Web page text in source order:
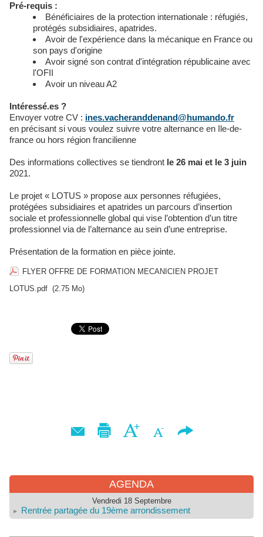
Pré-requis :
Bénéficiaires de la protection internationale : réfugiés,
protégés subsidiaires, apatrides.
Avoir de l'expérience dans la mécanique en France ou
son pays d'origine
Avoir signé son contrat d'intégration républicaine avec
l'OFII
Avoir un niveau A2
Intéressé.es ?
Envoyer votre CV : ines.vacheranddenand@humando.fr
en précisant si vous voulez suivre votre alternance en Ile-de-
france ou hors région francilienne
Des informations collectives se tiendront le 26 mai et le 3 juin
2021.
Le projet « LOTUS » propose aux personnes réfugiées,
protégées subsidiaires et apatrides un parcours d’insertion
sociale et professionnelle global qui vise l’obtention d’un titre
professionnel via de l’alternance au sein d’une entreprise.
Présentation de la formation en pièce jointe.
FLYER OFFRE DE FORMATION MECANICIEN PROJET
LOTUS.pdf (2.75 Mo)
AGENDA
Vendredi 18 Septembre
Rentrée partagée du 19ème arrondissement